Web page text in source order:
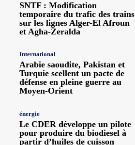
SNTF : Modification
temporaire du trafic des trains
sur les lignes Alger-El Afroun
et Agha-Zeralda
International
Arabie saoudite, Pakistan et
Turquie scellent un pacte de
défense en pleine guerre au
Moyen-Orient
énergie
Le CDER développe un pilote
pour produire du biodiesel à
partir d’huiles de cuisson